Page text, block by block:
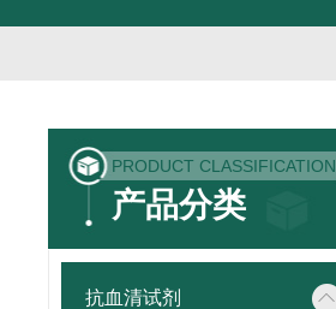
PRODUCT CLASSIFICATION
产品分类
抗血清试剂